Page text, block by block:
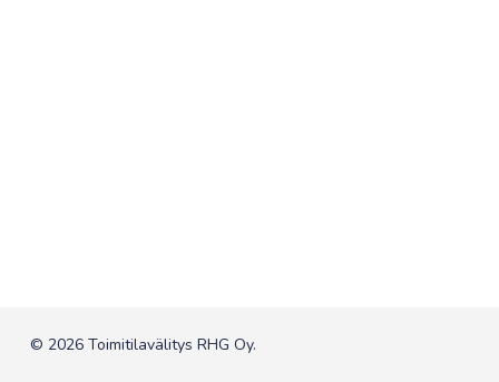
© 2026 Toimitilavälitys RHG Oy.